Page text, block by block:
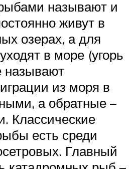
называют и
живут в
озерах, а для
в море (угорь
называют
из моря в
а обратные –
Классические
есть среди
Главный